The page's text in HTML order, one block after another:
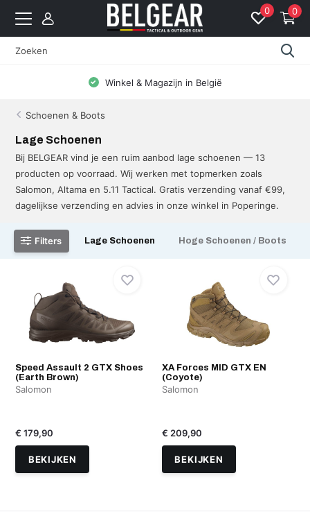
0 0
& Magazijn in België Gratis levering
Schoenen & Boots
Lage Schoenen
Bij BELGEAR vind je een ruim aanbod lage schoenen — 13
producten op voorraad. Wij werken met topmerken zoals
Salomon, Altama en 5.11 Tactical. Gratis verzending vanaf €99,
dagelijkse verzending en advies in onze winkel in Poperinge.
Filters Lage Schoenen Hoge Schoenen / Boots
Speed Assault 2 GTX Shoes
(Earth Brown)
Salomon
€ 179,90
BEKIJKEN
XA Forces MID GTX EN
(Coyote)
Salomon
€ 209,90
BEKIJKEN